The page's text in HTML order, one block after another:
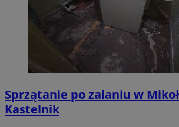
Sprzątanie po zalaniu w
Kastelnik